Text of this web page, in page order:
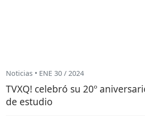
Noticias • ENE 30 / 2024
TVXQ! celebró su 20º
de estudio